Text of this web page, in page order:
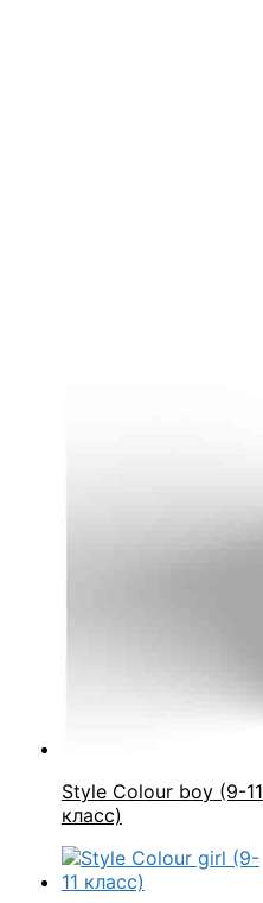
Style Colour boy (9-11
класс)